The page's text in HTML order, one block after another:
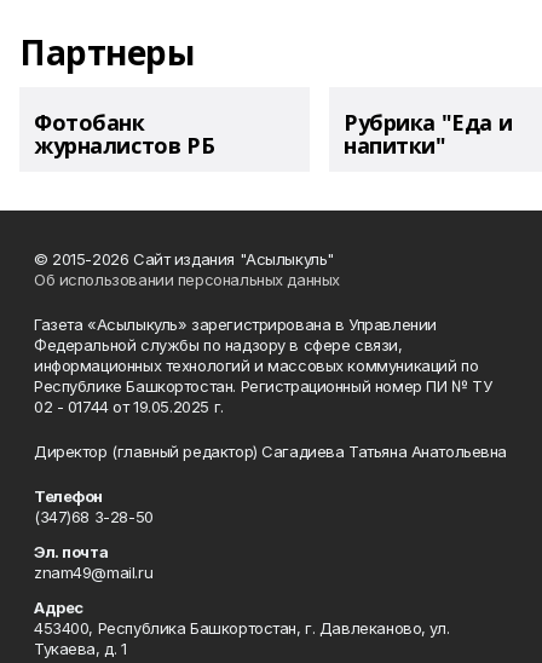
Партнеры
Фотобанк
журналистов РБ
Рубрика "Еда и
напитки"
© 2015-2026 Сайт издания "Асылыкуль"
Об использовании персональных данных
Газета «Асылыкуль» зарегистрирована в Управлении
Федеральной службы по надзору в сфере связи,
информационных технологий и массовых коммуникаций по
Республике Башкортостан. Регистрационный номер ПИ № ТУ
02 - 01744 от 19.05.2025 г.
Директор (главный редактор) Сагадиева Татьяна Анатольевна
Телефон
(347)68 3-28-50
Эл. почта
znam49@mail.ru
Адрес
453400, Республика Башкортостан, г. Давлеканово, ул.
Тукаева, д. 1